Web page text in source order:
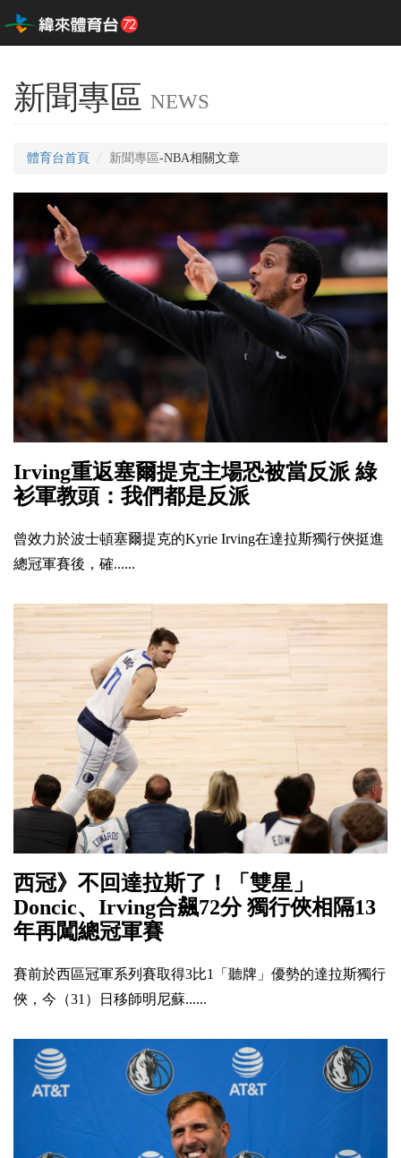
新聞專區 NEWS
體育台首頁 新聞專區-NBA相關文章
Irving重返塞爾提克主場恐被當反派 綠
衫軍教頭：我們都是反派
曾效力於波士頓塞爾提克的Kyrie Irving在達拉斯獨行俠挺進
總冠軍賽後，確......
西冠》不回達拉斯了！「雙星」
Doncic、Irving合飆72分 獨行俠相隔13
年再闖總冠軍賽
賽前於西區冠軍系列賽取得3比1「聽牌」優勢的達拉斯獨行
俠，今（31）日移師明尼蘇......